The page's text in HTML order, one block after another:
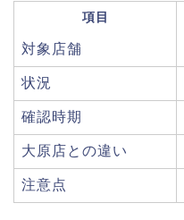
項目
対象店舗
状況
確認時期
大原店との違い
注意点